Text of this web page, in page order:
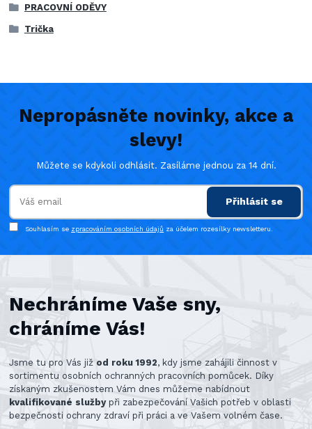
PRACOVNÍ ODĚVY
Trička
Nepropásněte novinky, akce a
slevy!
Můžete se kdykoli odhlásit. Zasíláme jednou za 14 dní.
Přihlásit se
Souhlasím se zpracováním osobních údajů za účelem rozesílky newsletteru.
Nechráníme Vaše sny,
chráníme Vás!
Jsme tu pro Vás již od roku 1992, kdy jsme zahájili činnost v
sortimentu osobních ochranných pracovních pomůcek. Díky
získaným zkušenostem Vám dnes můžeme nabídnout
kvalifikované službypři zabezpečování Vašich potřeb v oblasti
bezpečnosti ochrany zdraví při práci a ve Vašem volném čase.